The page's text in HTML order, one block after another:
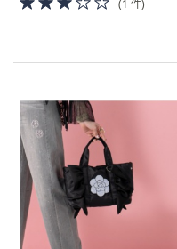
of
(1 件)